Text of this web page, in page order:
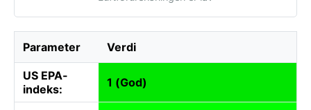
Parameter Verdi
US EPA-
indeks:
1 (God)